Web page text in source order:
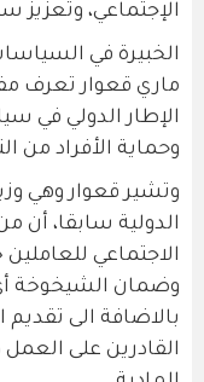
الإجتماعي، وتعزيز
الخبيرة في
ماري قعوار تعرف
الإطار الدولي في
وحماية الأفراد من
وتشير قعوار وهي
الدولية سابقا، أن
الاجتماعي
وضمان الشيخوخة
بالاضافة الى
القادرين على